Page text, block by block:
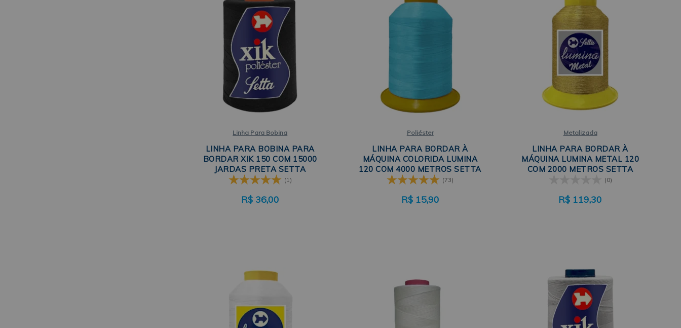
Linha Para Bobina
LINHA PARA BOBINA PARA
BORDAR XIK 150 COM 15000
JARDAS PRETA SETTA
(1)
R$ 36,00
Poliéster
LINHA PARA BORDAR À
MÁQUINA COLORIDA LUMINA
120 COM 4000 METROS SETTA
(73)
R$ 15,90
Metalizada
LINHA PARA BORDAR À
MÁQUINA LUMINA METAL 120
COM 2000 METROS SETTA
(0)
R$ 119,30